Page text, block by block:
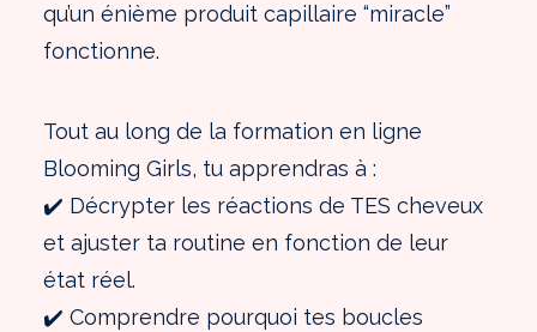
qu’un énième produit capillaire “miracle”
fonctionne.
Tout au long de la formation en ligne
Blooming Girls, tu apprendras à :
✔️ Décrypter les réactions de TES cheveux
et ajuster ta routine en fonction de leur
état réel.
✔️ Comprendre pourquoi tes boucles